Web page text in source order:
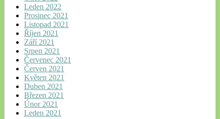
Leden 2022
Prosinec 2021
Listopad 2021
Říjen 2021
Září 2021
Srpen 2021
Červenec 2021
Červen 2021
Květen 2021
Duben 2021
Březen 2021
Únor 2021
Leden 2021